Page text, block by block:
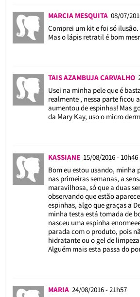
MARCIA MESQUITA 08/07/
Comprei um kit e foi só
Mas o lápis retratil é bom
TAIS AZAMBUJA CARVALHO
Usei na minha pele que é
realmente , nessa parte ficou
aumentou de espinhas! Mas
da Mary Kay, uso o micro
KASSIANE 15/08/2016 - 10h46
Bom eu estou usando, minha
nas primeiras semanas, a
maravilhosa, só que a duas
observando que estão
espinhas, algo que graças a
minha testa está tomada de
nasceu uma espinha
parada com o produto, pois
hidratante ou o gel de
Alguém mais esta passa do
MARIA 24/08/2016 - 21h57